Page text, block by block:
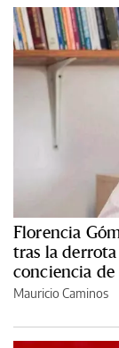
Florencia
tras la
conciencia
Mauricio Caminos